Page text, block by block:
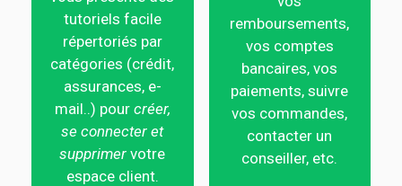
tutoriels facile
répertoriés par
catégories (crédit,
assurances, e-
mail..) pour créer,
se connecter et
supprimer votre
espace client.
remboursements,
vos comptes
bancaires, vos
paiements, suivre
vos commandes,
contacter un
conseiller, etc.